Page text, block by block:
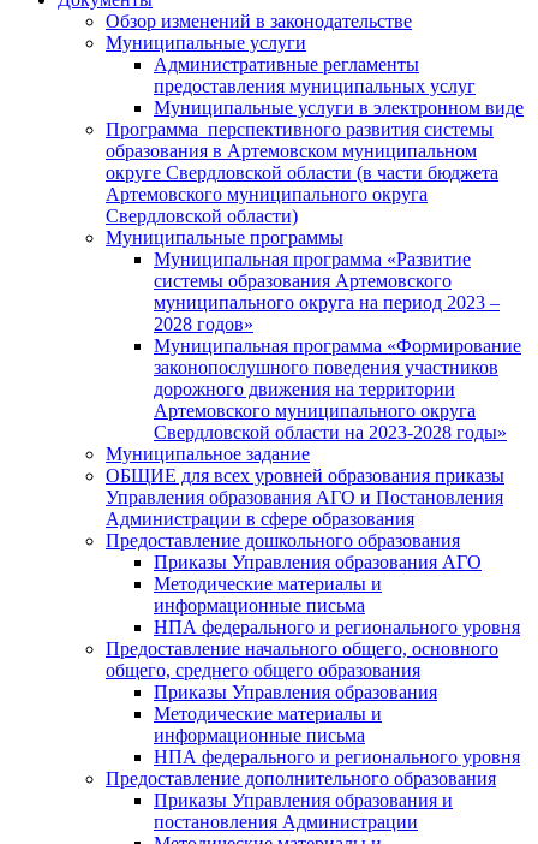
Обзор изменений в законодательстве
Муниципальные услуги
Административные регламенты
предоставления муниципальных услуг
Муниципальные услуги в электронном виде
Программа перспективного развития системы
образования в Артемовском муниципальном
округе Свердловской области (в части бюджета
Артемовского муниципального округа
Свердловской области)
Муниципальные программы
Муниципальная программа «Развитие
системы образования Артемовского
муниципального округа на период 2023 –
2028 годов»
Муниципальная программа «Формирование
законопослушного поведения участников
дорожного движения на территории
Артемовского муниципального округа
Свердловской области на 2023-2028 годы»
Муниципальное задание
ОБЩИЕ для всех уровней образования приказы
Управления образования АГО и Постановления
Администрации в сфере образования
Предоставление дошкольного образования
Приказы Управления образования АГО
Методические материалы и
информационные письма
НПА федерального и регионального уровня
Предоставление начального общего, основного
общего, среднего общего образования
Приказы Управления образования
Методические материалы и
информационные письма
НПА федерального и регионального уровня
Предоставление дополнительного образования
Приказы Управления образования и
постановления Администрации